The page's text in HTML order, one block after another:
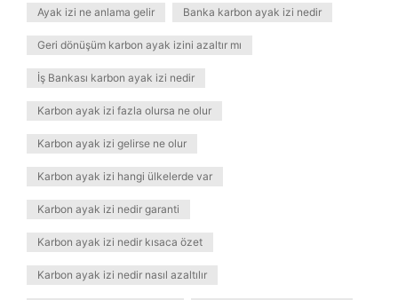
Ayak izi ne anlama gelir Banka karbon ayak izi nedir
Geri dönüşüm karbon ayak izini azaltır mı
İş Bankası karbon ayak izi nedir
Karbon ayak izi fazla olursa ne olur
Karbon ayak izi gelirse ne olur
Karbon ayak izi hangi ülkelerde var
Karbon ayak izi nedir garanti
Karbon ayak izi nedir kısaca özet
Karbon ayak izi nedir nasıl azaltılır